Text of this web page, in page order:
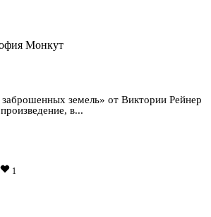
Монкут
земель» от Виктории Рейнер
в...
1